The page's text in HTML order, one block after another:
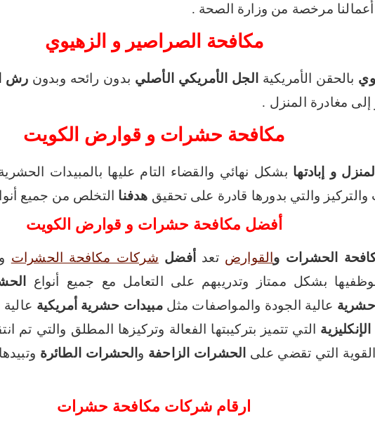
مرخصة من وزارة الصحة .
مكافحة الصراصير و الزهيوي
بالحقن الأمريكية الجل الأمريكي الأصلي بدون رائحه وبدونرش
مغادرة المنزل .
مكافحة حشرات و قوارض الكويت
و إبادتها بشكل نهائي والقضاء التام عليها بالمبيدات
والتركيز والتي بدورها قادرة على تحقيق هدفنا التخلص من جميع
أفضل مكافحة حشرات و قوارض الكويت
الحشرات و القوارض تعد أفضل شركات مكافحة الحشرات
بشكل ممتاز وتدريبهم على التعامل مع جميع أنواع
عالية الجودة والمواصفات مثلمبيدات حشرية أمريكية
الإنكليزية التي تتميز بتركيبتها الفعالة وتركيزها المطلق والتي تم
القوية التي تقضي على الحشرات الزاحفة و الحشرات الطائرة
ارقام شركات مكافحة حشرات